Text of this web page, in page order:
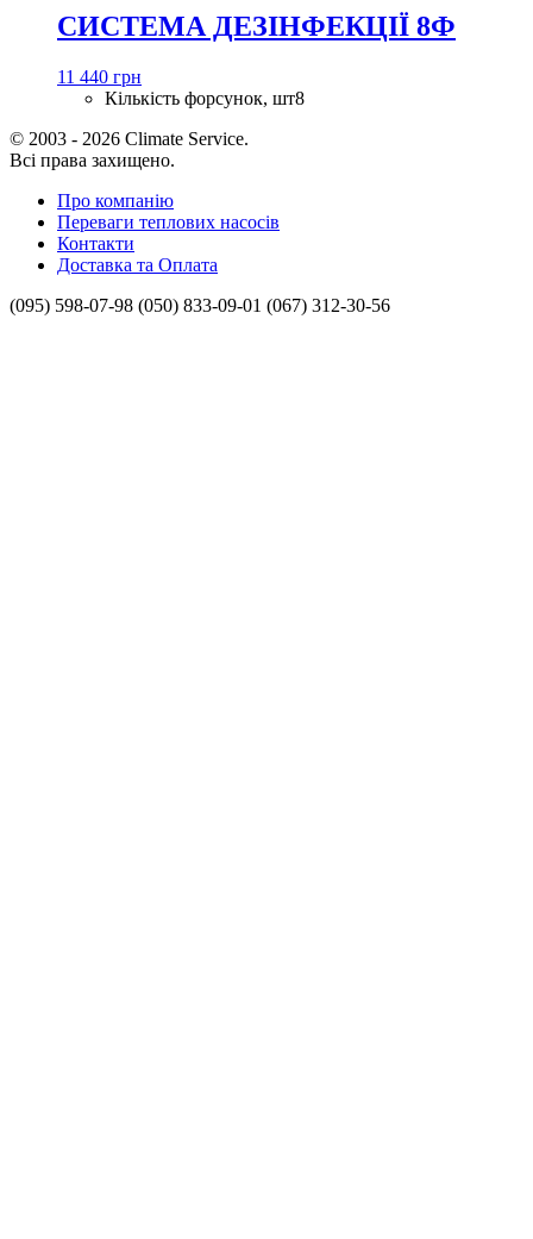
СИСТЕМА ДЕЗІНФЕКЦІЇ 8Ф
11 440 грн
Кількість форсунок, шт8
© 2003 - 2026 Climate Service.
Всі права захищено.
Про компанію
Переваги теплових насосів
Контакти
Доставка та Оплата
(095) 598-07-98 (050) 833-09-01 (067) 312-30-56